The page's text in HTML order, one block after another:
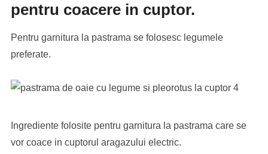
pentru coacere in cuptor.
Pentru garnitura la pastrama se folosesc legumele
preferate.
Ingrediente folosite pentru garnitura la pastrama care se
vor coace in cuptorul aragazului electric.